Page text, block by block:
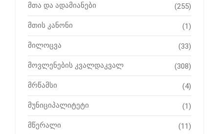
მთა და ადამიანები (255)
მთის კანონი (1)
მილოცვა (33)
მოვლენების კვალდაკვალ (308)
მრწამსი (4)
მუნიციპალიტეტი (1)
მწერალი (11)